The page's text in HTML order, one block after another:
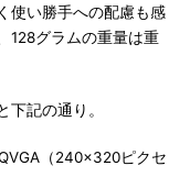
使い勝手への配慮も感
128グラムの重量は重
記の通り。
（240×320ピクセ